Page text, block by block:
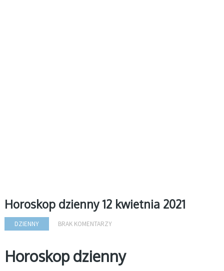
Horoskop dzienny 12 kwietnia 2021
DZIENNY BRAK KOMENTARZY
Horoskop dzienny